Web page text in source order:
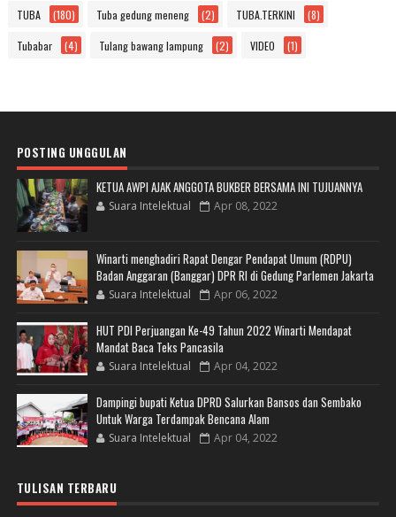
TUBA (180) Tuba gedung meneng (2) TUBA.TERKINI (8)
Tubabar (4) Tulang bawang lampung (2) VIDEO (1)
POSTING UNGGULAN
KETUA AWPI AJAK ANGGOTA BUKBER BERSAMA INI TUJUANNYA
Suara Intelektual Apr 08, 2022
Winarti menghadiri Rapat Dengar Pendapat Umum (RDPU)
Badan Anggaran (Banggar) DPR RI di Gedung Parlemen Jakarta
Suara Intelektual Apr 06, 2022
HUT PDI Perjuangan Ke-49 Tahun 2022 Winarti Mendapat
Mandat Baca Teks Pancasila
Suara Intelektual Apr 04, 2022
Dampingi bupati Ketua DPRD Salurkan Bansos dan Sembako
Untuk Warga Terdampak Bencana Alam
Suara Intelektual Apr 04, 2022
TULISAN TERBARU